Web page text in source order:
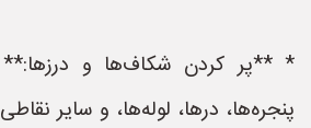
* **پر کردن شکاف‌ها و درزها:**
پنجره‌ها، درها، لوله‌ها، و سایر